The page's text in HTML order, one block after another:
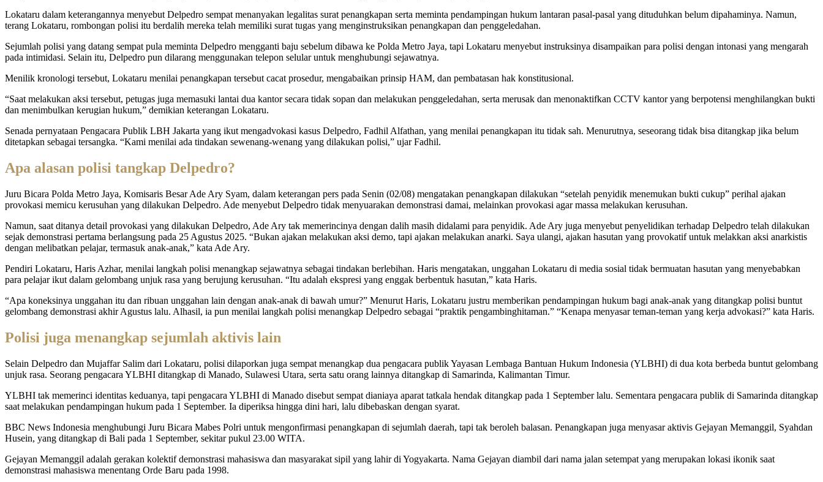
Lokataru dalam keterangannya menyebut Delpedro sempat menanyakan legalitas surat penangkapan serta meminta pendampingan hukum lantaran pasal-pasal yang dituduhkan belum dipahaminya. Namun,
terang Lokataru, rombongan polisi itu berdalih mereka telah memiliki surat tugas yang menginstruksikan penangkapan dan penggeledahan.
Sejumlah polisi yang datang sempat pula meminta Delpedro mengganti baju sebelum dibawa ke Polda Metro Jaya, tapi Lokataru menyebut instruksinya disampaikan para polisi dengan intonasi yang mengarah
pada intimidasi. Selain itu, Delpedro pun dilarang menggunakan telepon selular untuk menghubungi sejawatnya.
Menilik kronologi tersebut, Lokataru menilai penangkapan tersebut cacat prosedur, mengabaikan prinsip HAM, dan pembatasan hak konstitusional.
“Saat melakukan aksi tersebut, petugas juga memasuki lantai dua kantor secara tidak sopan dan melakukan penggeledahan, serta merusak dan menonaktifkan CCTV kantor yang berpotensi menghilangkan bukti
dan menimbulkan kerugian hukum,” demikian keterangan Lokataru.
Senada pernyataan Pengacara Publik LBH Jakarta yang ikut mengadvokasi kasus Delpedro, Fadhil Alfathan, yang menilai penangkapan itu tidak sah. Menurutnya, seseorang tidak bisa ditangkap jika belum
ditetapkan sebagai tersangka. “Kami menilai ada tindakan sewenang-wenang yang dilakukan polisi,” ujar Fadhil.
Apa alasan polisi tangkap Delpedro?
Juru Bicara Polda Metro Jaya, Komisaris Besar Ade Ary Syam, dalam keterangan pers pada Senin (02/08) mengatakan penangkapan dilakukan “setelah penyidik menemukan bukti cukup” perihal ajakan
provokasi memicu kerusuhan yang dilakukan Delpedro. Ade menyebut Delpedro tidak menyuarakan demonstrasi damai, melainkan provokasi agar massa melakukan kerusuhan.
Namun, saat ditanya detail provokasi yang dilakukan Delpedro, Ade Ary tak memerincinya dengan dalih masih didalami para penyidik. Ade Ary juga menyebut penyelidikan terhadap Delpedro telah dilakukan
sejak demonstrasi pertama berlangsung pada 25 Agustus 2025. “Bukan ajakan melakukan aksi demo, tapi ajakan melakukan anarki. Saya ulangi, ajakan hasutan yang provokatif untuk melakkan aksi anarkistis
dengan melibatkan pelajar, termasuk anak-anak,” kata Ade Ary.
Pendiri Lokataru, Haris Azhar, menilai langkah polisi menangkap sejawatnya sebagai tindakan berlebihan. Haris mengatakan, unggahan Lokataru di media sosial tidak bermuatan hasutan yang menyebabkan
para pelajar ikut dalam gelombang unjuk rasa yang berujung kerusuhan. “Itu adalah ekspresi yang enggak berbentuk hasutan,” kata Haris.
“Apa koneksinya unggahan itu dan ribuan unggahan lain dengan anak-anak di bawah umur?” Menurut Haris, Lokataru justru memberikan pendampingan hukum bagi anak-anak yang ditangkap polisi buntut
gelombang demonstrasi akhir Agustus lalu. Alhasil, ia pun menilai langkah polisi menangkap Delpedro sebagai “praktik pengambinghitaman.” “Kenapa menyasar teman-teman yang kerja advokasi?” kata Haris.
Polisi juga menangkap sejumlah aktivis lain
Selain Delpedro dan Mujaffar Salim dari Lokataru, polisi dilaporkan juga sempat menangkap dua pengacara publik Yayasan Lembaga Bantuan Hukum Indonesia (YLBHI) di dua kota berbeda buntut gelombang
unjuk rasa. Seorang pengacara YLBHI ditangkap di Manado, Sulawesi Utara, serta satu orang lainnya ditangkap di Samarinda, Kalimantan Timur.
YLBHI tak memerinci identitas keduanya, tapi pengacara YLBHI di Manado disebut sempat dianiaya aparat tatkala hendak ditangkap pada 1 September lalu. Sementara pengacara publik di Samarinda ditangkap
saat melakukan pendampingan hukum pada 1 September. Ia diperiksa hingga dini hari, lalu dibebaskan dengan syarat.
BBC News Indonesia menghubungi Juru Bicara Mabes Polri untuk mengonfirmasi penangkapan di sejumlah daerah, tapi tak beroleh balasan. Penangkapan juga menyasar aktivis Gejayan Memanggil, Syahdan
Husein, yang ditangkap di Bali pada 1 September, sekitar pukul 23.00 WITA.
Gejayan Memanggil adalah gerakan kolektif demonstrasi mahasiswa dan masyarakat sipil yang lahir di Yogyakarta. Nama Gejayan diambil dari nama jalan setempat yang merupakan lokasi ikonik saat
demonstrasi mahasiswa menentang Orde Baru pada 1998.